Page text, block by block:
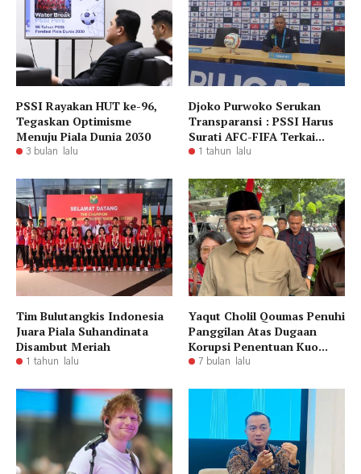
PSSI Rayakan HUT ke-96,
Tegaskan Optimisme
Menuju Piala Dunia 2030
3 bulan lalu
Djoko Purwoko Serukan
Transparansi : PSSI Harus
Surati AFC-FIFA Terkai...
1 tahun lalu
Tim Bulutangkis Indonesia
Juara Piala Suhandinata
Disambut Meriah
1 tahun lalu
Yaqut Cholil Qoumas Penuhi
Panggilan Atas Dugaan
Korupsi Penentuan Kuo...
7 bulan lalu